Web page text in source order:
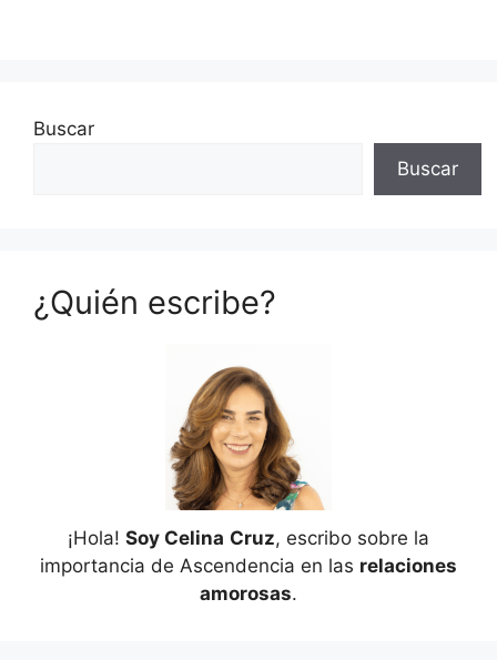
Buscar
Buscar
¿Quién escribe?
¡Hola! Soy Celina Cruz, escribo sobre la
importancia de Ascendencia en las relaciones
amorosas.